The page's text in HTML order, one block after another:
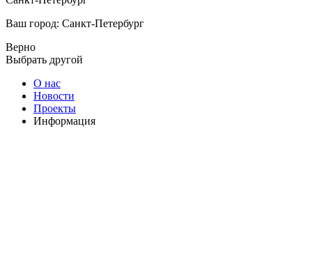
Ваш город: Санкт-Петербург
Верно
Выбрать другой
О нас
Новости
Проекты
Информация